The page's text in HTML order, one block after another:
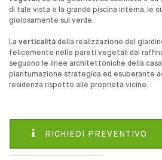
di tale vista è la grande piscina interna, le
gioiosamente sul verde.
La verticalità della realizzazione del
felicemente nelle pareti vegetali dai
seguono le linee architettoniche della
piantumazione strategica ed esuberante
residenza rispetto alle proprietà vicine.
RICHIEDI PREVENTIVO